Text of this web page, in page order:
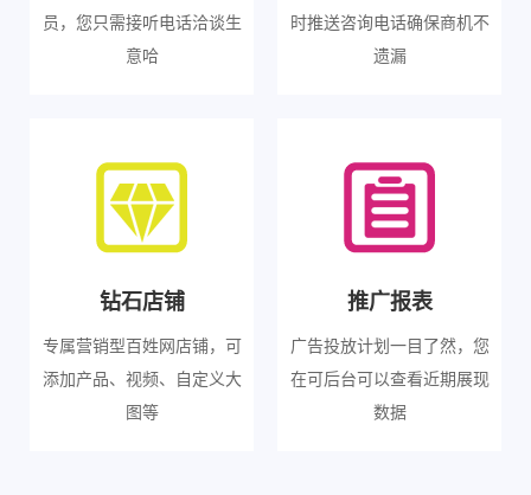
员，您只需接听电话洽谈生
意哈
时推送咨询电话确保商机不
遗漏
钻石店铺
专属营销型百姓网店铺，可
添加产品、视频、自定义大
图等
推广报表
广告投放计划一目了然，您
在可后台可以查看近期展现
数据